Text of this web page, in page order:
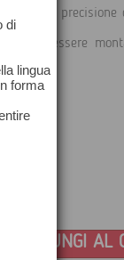
può essere
AGGIUNGI AL
di
lingua
forma